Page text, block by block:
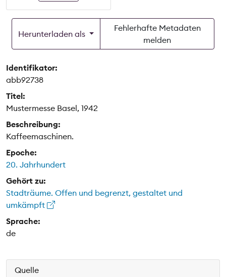
Herunterladen als
Fehlerhafte Metadaten
melden
Identifikator:
abb92738
Titel:
Mustermesse Basel, 1942
Beschreibung:
Kaffeemaschinen.
Epoche:
20. Jahrhundert
Gehört zu:
Stadträume. Offen und begrenzt, gestaltet und
umkämpft
Sprache:
de
Quelle